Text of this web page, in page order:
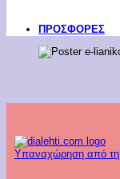
ΠΡΟΣΦΟΡΕΣ
Υπαναχώρηση από